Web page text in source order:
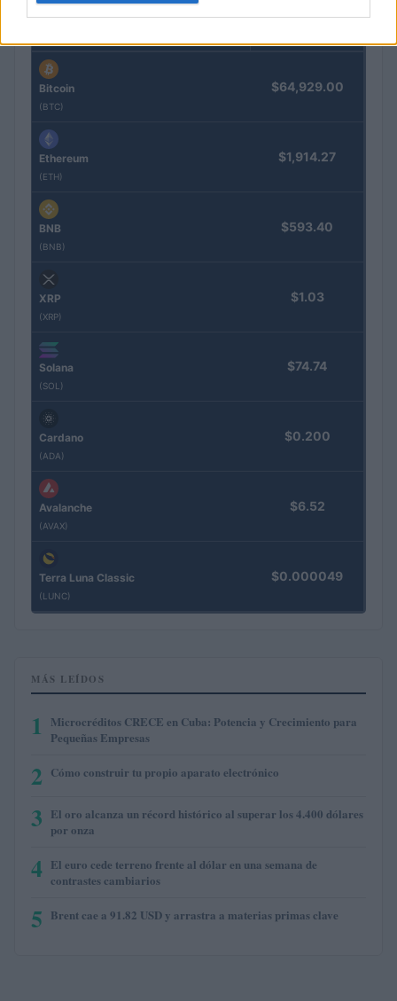
Bitcoin
(BTC)
$64,929.00
Ethereum
(ETH)
$1,914.27
BNB
(BNB)
$593.40
XRP
(XRP)
$1.03
Solana
(SOL)
$74.74
Cardano
(ADA)
$0.200
Avalanche
(AVAX)
$6.52
Terra Luna Classic
(LUNC)
$0.000049
MÁS LEÍDOS
1
Microcréditos CRECE en Cuba: Potencia y Crecimiento para
Pequeñas Empresas
2 Cómo construir tu propio aparato electrónico
3 El oro alcanza un récord histórico al superar los 4.400 dólares
por onza
4 El euro cede terreno frente al dólar en una semana de
contrastes cambiarios
5 Brent cae a 91.82 USD y arrastra a materias primas clave